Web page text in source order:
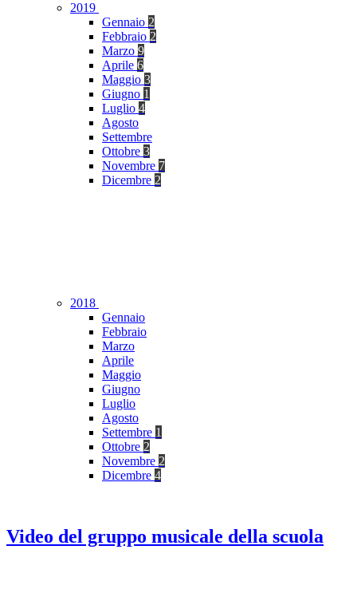
2019
Gennaio 2
Febbraio 2
Marzo 9
Aprile 6
Maggio 3
Giugno 1
Luglio 4
Agosto
Settembre
Ottobre 3
Novembre 7
Dicembre 2
2018
Gennaio
Febbraio
Marzo
Aprile
Maggio
Giugno
Luglio
Agosto
Settembre 1
Ottobre 2
Novembre 2
Dicembre 4
Video del gruppo musicale della scuola